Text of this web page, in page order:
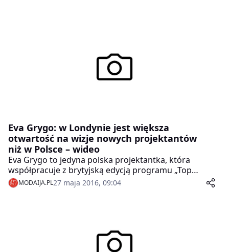
Eva Grygo: w Londynie jest większa
otwartość na wizje nowych projektantów
niż w Polsce – wideo
Eva Grygo to jedyna polska projektantka, która
współpracuje z brytyjską edycją programu „Top
Model”. Polce podoba się profesjonalne podejście
producentów programu oraz fakt, że projektanci mają
MODAIJA.PL27 maja 2016, 09:04